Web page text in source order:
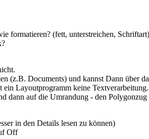
formatieren? (fett, unterstreichen, Schriftart)
(z.B. Documents) und kannst Dann über
ein Layoutprogramm keine Textverarbeitung.
dann auf die Umrandung - den
in den Details lesen zu können)
Off